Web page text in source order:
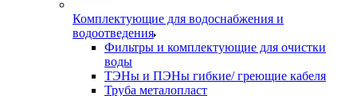
Комплектующие для водоснабжения и
водоотведения
Фильтры и комплектующие для очистки
воды
ТЭНы и ПЭНы гибкие/ греющие кабеля
Труба металопласт